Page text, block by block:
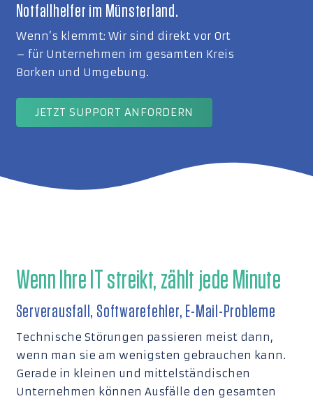
Notfallhelfer im Münsterland.
Wenn’s klemmt: Wir sind direkt vor Ort
– für Unternehmen im gesamten Kreis
Borken und Umgebung.
JETZT SUPPORT ANFORDERN
Wenn Ihre IT streikt, zählt jede Minute
Serverausfall, Softwarefehler, E-Mail-Probleme
Technische Störungen passieren meist dann,
wenn man sie am wenigsten gebrauchen kann.
Gerade in kleinen und mittelständischen
Unternehmen können Ausfälle den gesamten